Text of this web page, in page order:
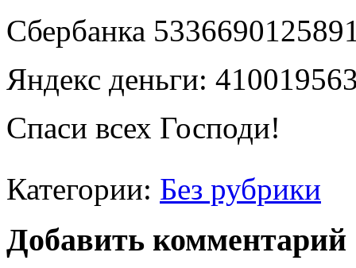
Сбербанка
Яндекс деньги:
Спаси всех Господи!
Категории: Без рубрики
Добавить комментарий